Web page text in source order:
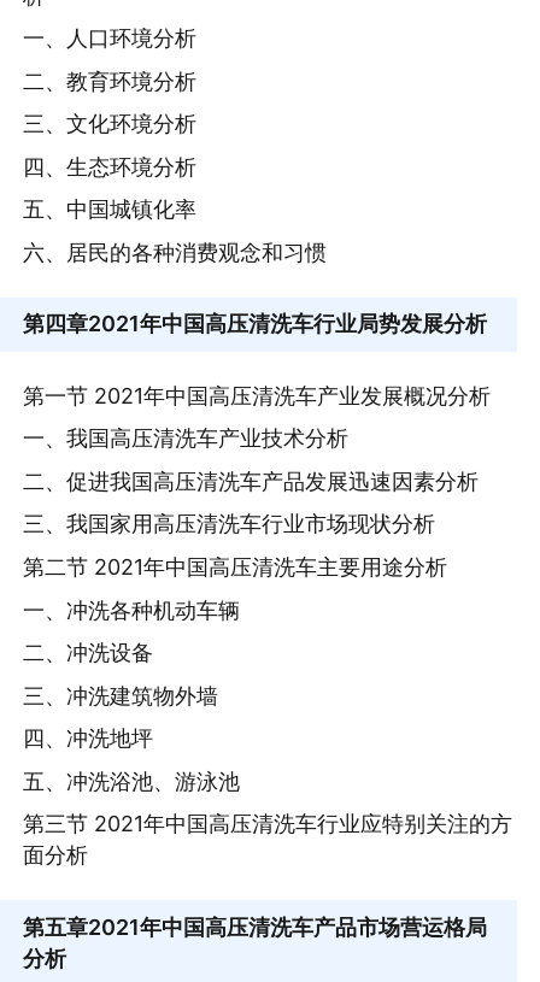
一、人口环境分析
二、教育环境分析
三、文化环境分析
四、生态环境分析
五、中国城镇化率
六、居民的各种消费观念和习惯
第四章2021年中国高压清洗车行业局势发展分析
第一节 2021年中国高压清洗车产业发展概况分析
一、我国高压清洗车产业技术分析
二、促进我国高压清洗车产品发展迅速因素分析
三、我国家用高压清洗车行业市场现状分析
第二节 2021年中国高压清洗车主要用途分析
一、冲洗各种机动车辆
二、冲洗设备
三、冲洗建筑物外墙
四、冲洗地坪
五、冲洗浴池、游泳池
第三节 2021年中国高压清洗车行业应特别关注的方
面分析
第五章2021年中国高压清洗车产品市场营运格局
分析